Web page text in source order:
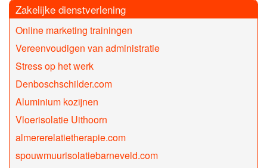
Zakelijke dienstverlening
Online marketing trainingen
Vereenvoudigen van administratie
Stress op het werk
Denboschschilder.com
Aluminium kozijnen
Vloerisolatie Uithoorn
almererelatietherapie.com
spouwmuurisolatiebarneveld.com